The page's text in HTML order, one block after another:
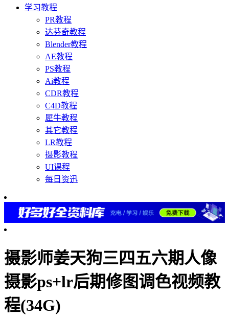
学习教程
PR教程
达芬奇教程
Blender教程
AE教程
PS教程
Ai教程
CDR教程
C4D教程
犀牛教程
其它教程
LR教程
摄影教程
UI课程
每日资迅
摄影师姜天狗三四五六期人像
摄影ps+lr后期修图调色视频教
程(34G)